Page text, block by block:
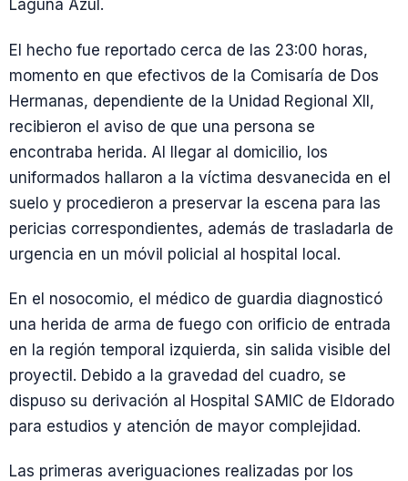
Laguna Azul.
El hecho fue reportado cerca de las 23:00 horas,
momento en que efectivos de la Comisaría de Dos
Hermanas, dependiente de la Unidad Regional XII,
recibieron el aviso de que una persona se
encontraba herida. Al llegar al domicilio, los
uniformados hallaron a la víctima desvanecida en el
suelo y procedieron a preservar la escena para las
pericias correspondientes, además de trasladarla de
urgencia en un móvil policial al hospital local.
En el nosocomio, el médico de guardia diagnosticó
una herida de arma de fuego con orificio de entrada
en la región temporal izquierda, sin salida visible del
proyectil. Debido a la gravedad del cuadro, se
dispuso su derivación al Hospital SAMIC de Eldorado
para estudios y atención de mayor complejidad.
Las primeras averiguaciones realizadas por los